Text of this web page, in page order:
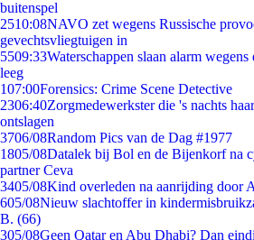
buitenspel
2510:08NAVO zet wegens Russische
gevechtsvliegtuigen in
5509:33Waterschappen slaan alarm
leeg
107:00Forensics: Crime Scene Detective
2306:40Zorgmedewerkster die 's nachts
ontslagen
3706/08Random Pics van de Dag #1977
1805/08Datalek bij Bol en de Bijenkorf na
partner Ceva
3405/08Kind overleden na aanrijding door
605/08Nieuw slachtoffer in
B. (66)
305/08Geen Qatar en Abu Dhabi? Dan